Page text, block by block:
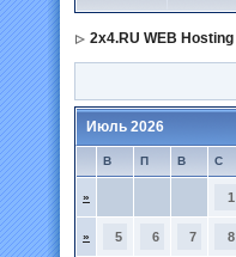
2x4.RU WEB Hosting
Июль 2026
В П В С
» 1
» 5 6 7 8